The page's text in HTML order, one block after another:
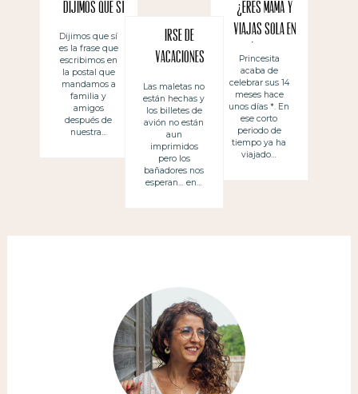
Dijimos que sí
Dijimos que sí
es la frase que
escribimos en
la postal que
mandamos a
familia y
amigos
después de
nuestra…
Irse de
vacaciones
«a casa»
Las maletas no
están hechas y
los billetes de
avión no están
aun
imprimidos
pero los
bañadores nos
esperan… en…
¿Eres mamá y
viajas sola en
avión con tu
bebé?
Princesita
acaba de
celebrar sus 14
meses hace
unos días *. En
ese corto
periodo de
tiempo ya ha
viajado…